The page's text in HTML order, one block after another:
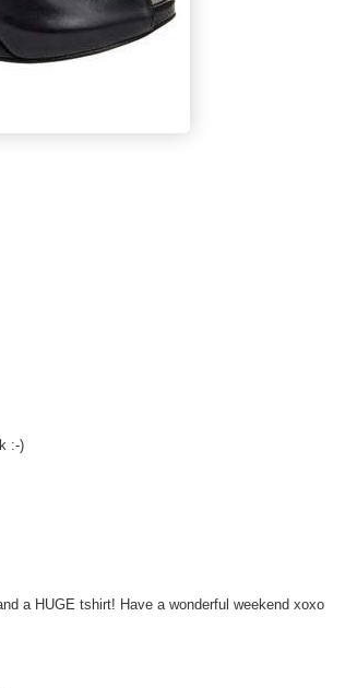
:-)
a HUGE tshirt! Have a wonderful weekend xoxo